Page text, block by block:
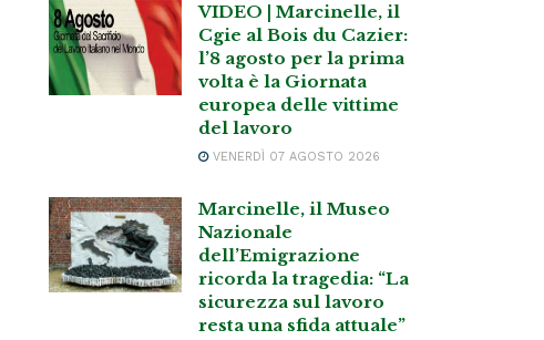
VIDEO | Marcinelle, il
Cgie al Bois du Cazier:
l’8 agosto per la prima
volta è la Giornata
europea delle vittime
del lavoro
VENERDÌ 07 AGOSTO 2026
Marcinelle, il Museo
Nazionale
dell’Emigrazione
ricorda la tragedia: “La
sicurezza sul lavoro
resta una sfida attuale”